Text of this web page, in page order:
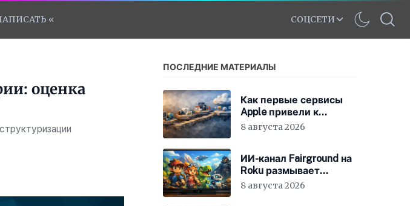
« СОЦСЕТИ
оценка
ПОСЛЕДНИЕ МАТЕРИАЛЫ
Как первые сервисы
Apple привели к
появлению iCloud
8 августа 2026
ИИ-канал Fairground на
Roku размывает
стандарты стриминга
8 августа 2026